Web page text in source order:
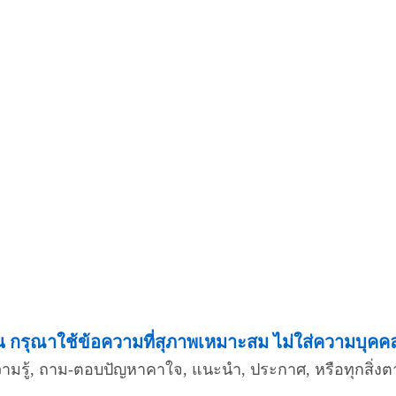
กรุณาใช้ข้อความที่สุภาพเหมาะสม ไม่ใส่ความบุค
มรู้, ถาม-ตอบปัญหาคาใจ, แนะนำ, ประกาศ, หรือทุกสิ่ง